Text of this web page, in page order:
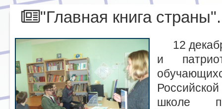
"Главная книга страны".
12
и
школе